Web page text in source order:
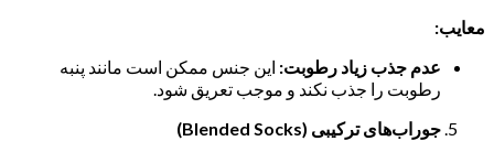
معایب:
عدم جذب زیاد رطوبت: این جنس ممکن است مانند پنبه
رطوبت را جذب نکند و موجب تعریق شود.
جوراب‌های ترکیبی (Blended Socks)